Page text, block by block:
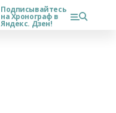
Подписывайтесь
на Хронограф в
Яндекс. Дзен!